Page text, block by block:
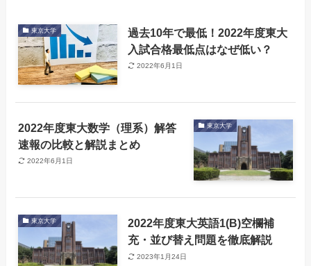
東京大学
過去10年で最低！2022年度東大
入試合格最低点はなぜ低い？
2022年6月1日
東京大学
2022年度東大数学（理系）解答
速報の比較と解説まとめ
2022年6月1日
東京大学
2022年度東大英語1(B)空欄補
充・並び替え問題を徹底解説
2023年1月24日